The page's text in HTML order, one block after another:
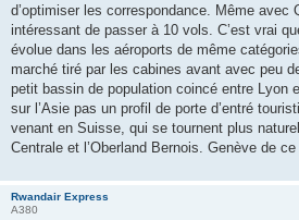
d’optimiser les correspondance. Même avec
intéressant de passer à 10 vols. C’est vrai
évolue dans les aéroports de même
marché tiré par les cabines avant avec peu
petit bassin de population coincé entre Lyon
sur l’Asie pas un profil de porte d’entré
venant en Suisse, qui se tournent plus
Centrale et l’Oberland Bernois. Genève de
Rwandair Express
A380